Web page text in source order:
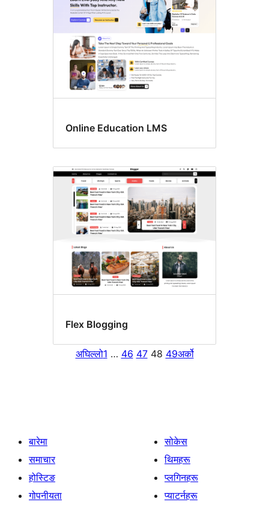
Online Education LMS
Flex Blogging
अघिल्लो1 … 46 47 48 49अर्को
बारेमा
समाचार
होस्टिङ
गोपनीयता
सोकेस
थिमहरू
प्लगिनहरू
प्याटर्नहरू